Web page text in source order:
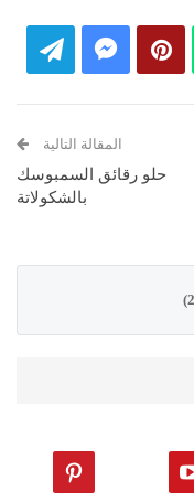
المقالة التالية
حلو رقائق السمبوسك
بالشكولاتة